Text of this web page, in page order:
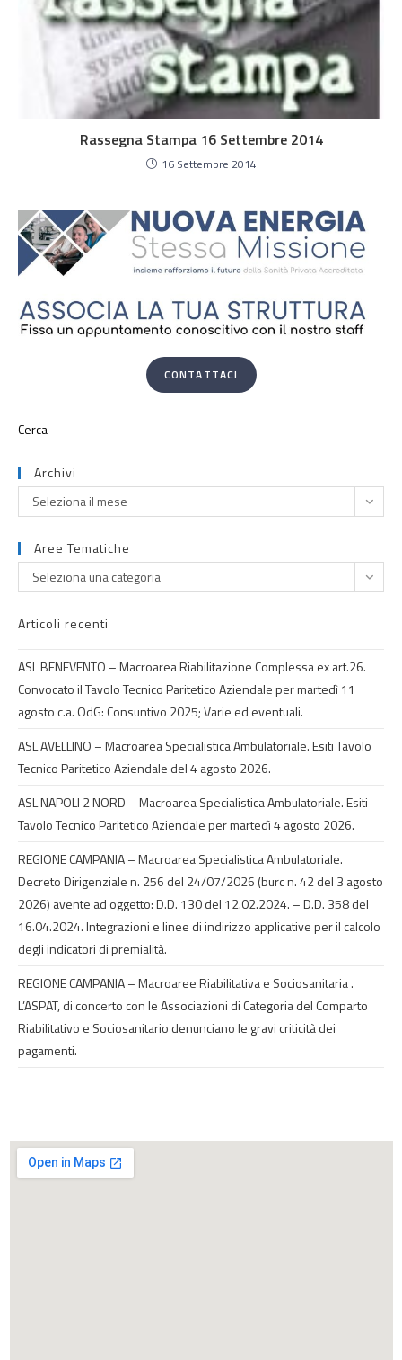
Rassegna Stampa 16 Settembre 2014
16 Settembre 2014
CONTATTACI
Archivi
Seleziona il mese
Aree Tematiche
Seleziona una categoria
Articoli recenti
ASL BENEVENTO – Macroarea Riabilitazione Complessa ex art.26.
Convocato il Tavolo Tecnico Paritetico Aziendale per martedì 11
agosto c.a. OdG: Consuntivo 2025; Varie ed eventuali.
ASL AVELLINO – Macroarea Specialistica Ambulatoriale. Esiti Tavolo
Tecnico Paritetico Aziendale del 4 agosto 2026.
ASL NAPOLI 2 NORD – Macroarea Specialistica Ambulatoriale. Esiti
Tavolo Tecnico Paritetico Aziendale per martedì 4 agosto 2026.
REGIONE CAMPANIA – Macroarea Specialistica Ambulatoriale.
Decreto Dirigenziale n. 256 del 24/07/2026 (burc n. 42 del 3 agosto
2026) avente ad oggetto: D.D. 130 del 12.02.2024. – D.D. 358 del
16.04.2024. Integrazioni e linee di indirizzo applicative per il calcolo
degli indicatori di premialità.
REGIONE CAMPANIA – Macroaree Riabilitativa e Sociosanitaria .
L’ASPAT, di concerto con le Associazioni di Categoria del Comparto
Riabilitativo e Sociosanitario denunciano le gravi criticità dei
pagamenti.